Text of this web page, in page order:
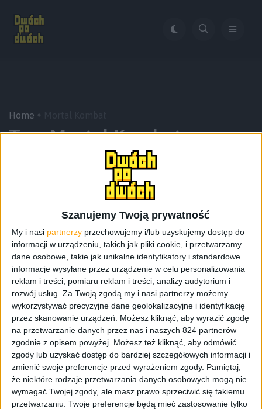
Szanujemy Twoją prywatność
My i nasi partnerzy przechowujemy i/lub uzyskujemy dostęp do
informacji w urządzeniu, takich jak pliki cookie, i przetwarzamy
dane osobowe, takie jak unikalne identyfikatory i standardowe
informacje wysyłane przez urządzenie w celu personalizowania
reklam i treści, pomiaru reklam i treści, analizy audytorium i
rozwój usług. Za Twoją zgodą my i nasi partnerzy możemy
wykorzystywać precyzyjne dane geolokalizacyjne i identyfikację
przez skanowanie urządzeń. Możesz kliknąć, aby wyrazić zgodę
na przetwarzanie danych przez nas i naszych 824 partnerów
zgodnie z opisem powyżej. Możesz też kliknąć, aby odmówić
zgody lub uzyskać dostęp do bardziej szczegółowych informacji i
zmienić swoje preferencje przed wyrażeniem zgody. Pamiętaj,
że niektóre rodzaje przetwarzania danych osobowych mogą nie
wymagać Twojej zgody, ale masz prawo sprzeciwić się takiemu
przetwarzaniu. Twoje preferencje będą mieć zastosowanie tylko
Home
Tag:Mortal Kombat
Odcinki podcastu
Tańszy Game Pass, droższy Steam Deck i
Internet 0202122 – Odcinek #135